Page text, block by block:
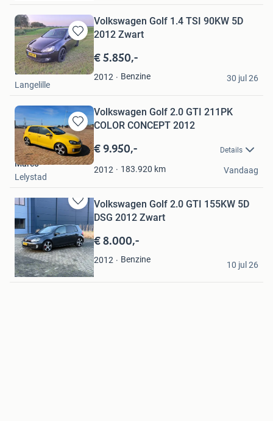
Bewaren
in
Mijn
Favorieten
Volkswagen Golf 1.4 TSI 90KW 5D
2012 Zwart
€ 5.850,-
2012 Benzine
Erwin
Langelille
30 jul 26
Bewaren
in
Mijn
Favorieten
Volkswagen Golf 2.0 GTI 211PK
COLOR CONCEPT 2012
€ 9.950,- Details
2012 183.920 km
Marco
Lelystad
Vandaag
Bewaren
in
Mijn
Favorieten
Volkswagen Golf 2.0 GTI 155KW 5D
DSG 2012 Zwart
€ 8.000,-
2012 Benzine
Atakan
Lelystad
10 jul 26